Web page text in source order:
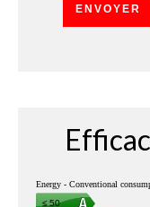
ENVOYER